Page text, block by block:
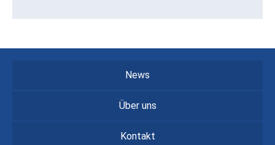
News
Über uns
Kontakt